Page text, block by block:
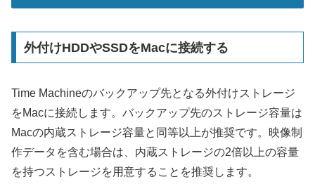
外付けHDDやSSDをMacに接続する
Time Machineのバックアップ先となる外付けストレージ
をMacに接続します。バックアップ先のストレージ容量は
Macの内蔵ストレージ容量と同等以上が推奨です。映像制
作データを含む場合は、内蔵ストレージの2倍以上の容量
を持つストレージを用意することを推奨します。